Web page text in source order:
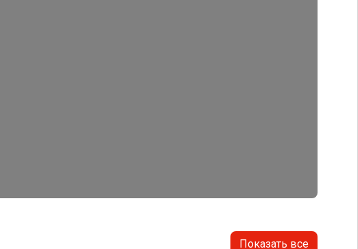
Показать все